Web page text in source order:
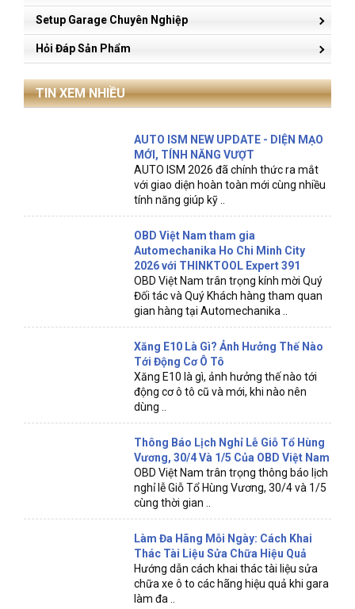
Setup Garage Chuyên Nghiệp
Hỏi Đáp Sản Phẩm
TIN XEM NHIỀU
AUTO ISM NEW UPDATE - DIỆN MẠO
MỚI, TÍNH NĂNG VƯỢT
AUTO ISM 2026 đã chính thức ra mắt
với giao diện hoàn toàn mới cùng nhiều
tính năng giúp kỹ ..
OBD Việt Nam tham gia
Automechanika Ho Chi Minh City
2026 với THINKTOOL Expert 391
OBD Việt Nam trân trọng kính mời Quý
Đối tác và Quý Khách hàng tham quan
gian hàng tại Automechanika ..
Xăng E10 Là Gì? Ảnh Hưởng Thế Nào
Tới Động Cơ Ô Tô
Xăng E10 là gì, ảnh hưởng thế nào tới
động cơ ô tô cũ và mới, khi nào nên
dùng ..
Thông Báo Lịch Nghỉ Lễ Giỗ Tổ Hùng
Vương, 30/4 Và 1/5 Của OBD Việt Nam
OBD Việt Nam trân trọng thông báo lịch
nghỉ lễ Giỗ Tổ Hùng Vương, 30/4 và 1/5
cùng thời gian ..
Làm Đa Hãng Mỗi Ngày: Cách Khai
Thác Tài Liệu Sửa Chữa Hiệu Quả
Hướng dẫn cách khai thác tài liệu sửa
chữa xe ô to các hãng hiệu quả khi gara
làm đa ..